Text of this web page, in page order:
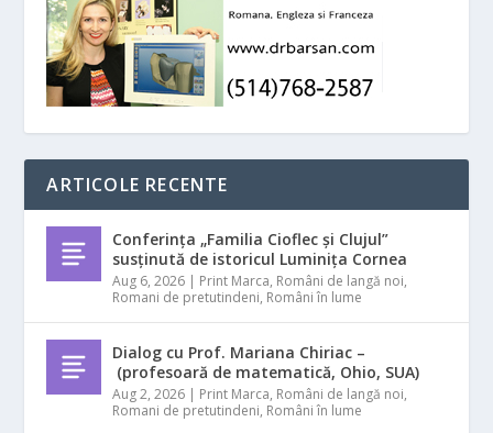
ARTICOLE RECENTE
Conferința „Familia Cioflec și Clujul”
susținută de istoricul Luminița Cornea
Aug 6, 2026 | Print Marca, Români de langă noi,
Romani de pretutindeni, Români în lume
Dialog cu Prof. Mariana Chiriac –
(profesoară de matematică, Ohio, SUA)
Aug 2, 2026 | Print Marca, Români de langă noi,
Romani de pretutindeni, Români în lume